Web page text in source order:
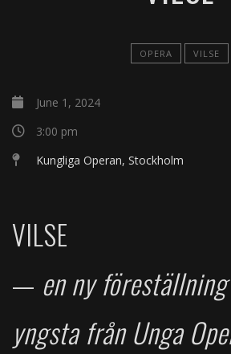
OPERA VILSE
June 1, 2024
3:00 pm
Kungliga Operan, Stockholm
VILSE
— en ny
yngsta från Unga